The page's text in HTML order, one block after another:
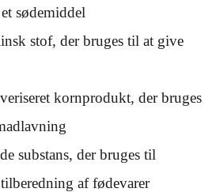
sødemiddel
stof, der bruges til at give
kornprodukt, der bruges
substans, der bruges til
af fødevarer